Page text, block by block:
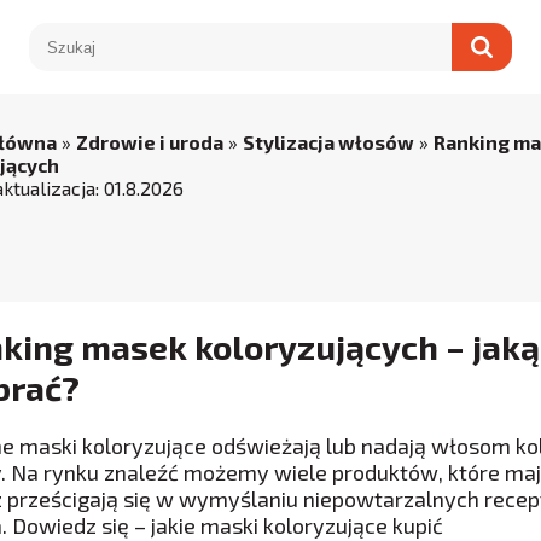
» Zdrowie i uroda » Stylizacja włosów » Ranking
01.8.2026
masek koloryzujących –
maski koloryzujące odświeżają lub nadają włosom
Na rynku znaleźć możemy wiele produktów, które
prześcigają się w wymyślaniu niepowtarzalnych
Dowiedz się – jakie maski koloryzujące kupić